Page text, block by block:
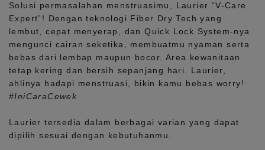
Solusi permasalahan menstruasimu, Laurier “V-Care
Expert”! Dengan teknologi Fiber Dry Tech yang
lembut, cepat menyerap, danQuick Lock System-nya
mengunci cairan seketika, membuatmu nyaman serta
bebas dari lembap maupun bocor. Area kewanitaan
tetap kering dan bersih sepanjang hari.
Laurier,
ahlinya hadapi menstruasi, bikin kamu bebas worry!
#IniCaraCewek
Laurier tersedia dalam berbagai varian yang dapat
dipilih sesuai dengan kebutuhanmu.